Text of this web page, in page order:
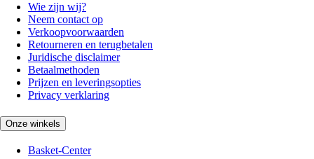
Wie zijn wij?
Neem contact op
Verkoopvoorwaarden
Retourneren en terugbetalen
Juridische disclaimer
Betaalmethoden
Prijzen en leveringsopties
Privacy verklaring
Onze winkels
Basket-Center